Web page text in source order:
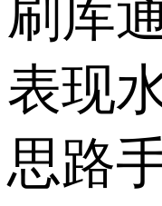
刷库
表现
思路